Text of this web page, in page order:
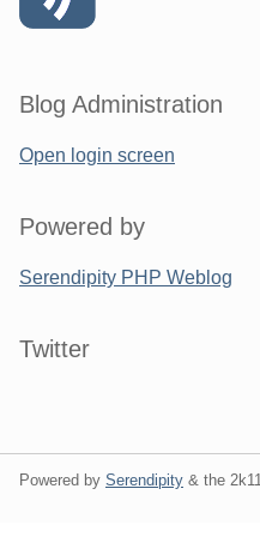
Blog Administration
Open login screen
Powered by
Serendipity PHP Weblog
Twitter
Powered by Serendipity & the 2k11